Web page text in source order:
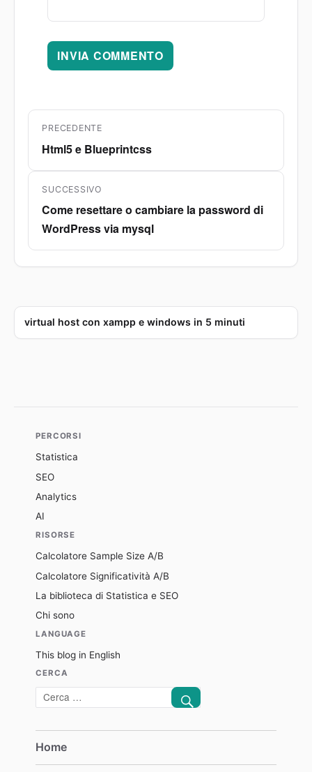
Navigazione
articoli
PRECEDENTE
Articolo
precedente:
Html5 e Blueprintcss
SUCCESSIVO
Articolo
successivo:
Come resettare o cambiare la password di
WordPress via mysql
virtual host con xampp e windows in 5 minuti
PERCORSI
Statistica
SEO
Analytics
AI
RISORSE
Calcolatore Sample Size A/B
Calcolatore Significatività A/B
La biblioteca di Statistica e SEO
Chi sono
LANGUAGE
This blog in English
CERCA
Cerca: CERCA
Home